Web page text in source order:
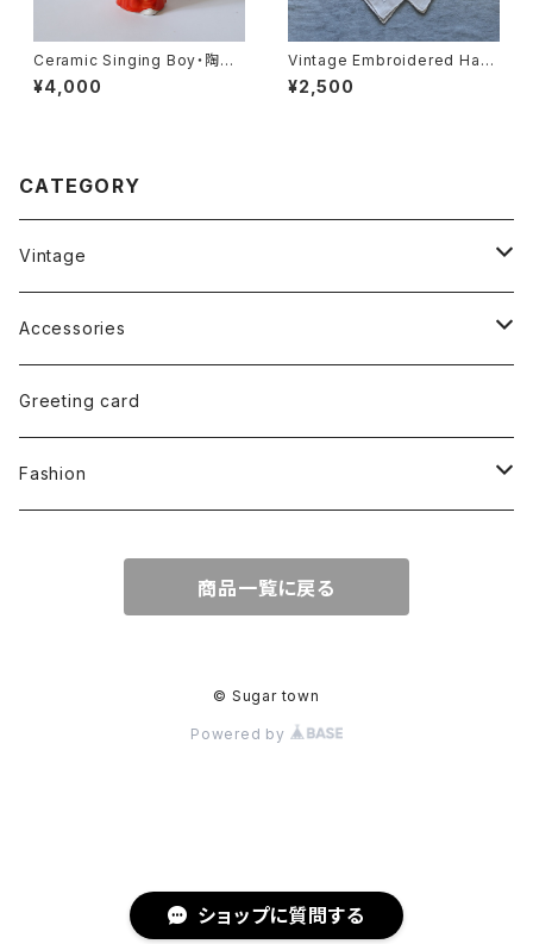
ショップに質問する
Ceramic Singing Boy・陶器
の聖歌隊の少年 U.S.A
¥4,000
Vintage Embroidered Han
dkerchief 002・ヴィンテージ
刺繍ハンカチ 002 U.S.A
¥2,500
CATEGORY
Vintage
Glass
Tableware
Handkerchief
Accessories
Earrings
Necklace
Greeting card
Fashion
商品一覧に戻る
© Sugar town
Powered by